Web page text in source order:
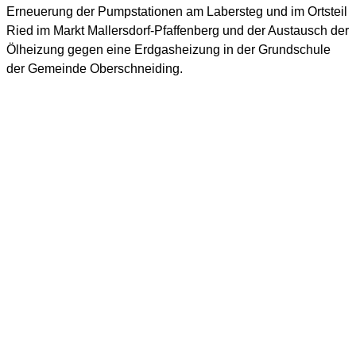
Erneuerung der Pumpstationen am Labersteg und im Ortsteil
Ried im Markt Mallersdorf-Pfaffenberg und der Austausch der
Ölheizung gegen eine Erdgasheizung in der Grundschule
der Gemeinde Oberschneiding.